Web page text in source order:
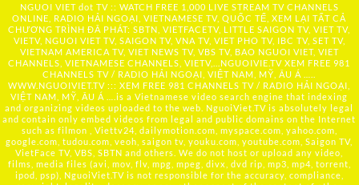
NGUOI VIET dot TV :: WATCH FREE 1,000 LIVE STREAM TV CHANNELS
ONLINE, RADIO HẢI NGOẠI, VIETNAMESE TV, QUỐC TẾ, XEM LẠI TẤT CẢ
CHƯƠNG TRÌNH ĐÃ PHÁT: SBTN, VIETFACETV, LITTLE SAIGON TV, VIET TV,
VIETV, NGUOI VIET TV, SAIGON TV, VNA TV, VIET PHO TV, IBC TV, SET TV,
VIETNAM AMERICA TV, VIET NEWS TV, VBS TV, BAO NGUOI VIET, VIET
CHANNELS, VIETNAMESE CHANNELS, VIETV,... NGUOIVIE.TV XEM FREE 981
CHANNELS TV / RADIO HẢI NGOẠI, VIỆT NAM, MỸ, ÂU Á …..
WWW.NGUOIVIET.TV ::: XEM FREE 981 CHANNELS TV / RADIO HẢI NGOẠI,
VIỆT NAM, MỸ, ÂU Á ….is a Vietnamese video search engine that indexing
and organizing videos uploaded to the web. NguoiViet.TV is absolutely legal
and contain only embed videos from legal and public domains on the Internet
such as filmon , Viettv24, dailymotion.com, myspace.com, yahoo.com,
google.com, tudou.com, veoh, saigon tv, youku.com, youtube.com, Saigon TV,
VietFace TV, VBS, SBTN and others. We do not host or upload any video,
films, media files (avi, mov, flv, mpg, mpeg, divx, dvd rip, mp3, mp4, torrent,
ipod, psp), NguoiViet.TV is not responsible for the accuracy, compliance,